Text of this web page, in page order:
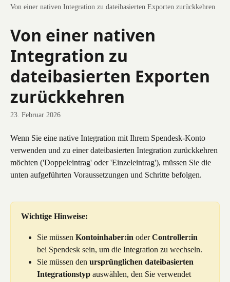
Von einer nativen Integration zu dateibasierten Exporten zurückkehren
Von einer nativen
Integration zu
dateibasierten Exporten
zurückkehren
23. Februar 2026
Wenn Sie eine native Integration mit Ihrem Spendesk-Konto
verwenden und zu einer dateibasierten Integration zurückkehren
möchten ('Doppeleintrag' oder 'Einzeleintrag'), müssen Sie die
unten aufgeführten Voraussetzungen und Schritte befolgen.
Wichtige Hinweise:
Sie müssen Kontoinhaber:in oder Controller:in
bei Spendesk sein, um die Integration zu wechseln.
Sie müssen den ursprünglichen dateibasierten
Integrationstyp auswählen, den Sie verwendet